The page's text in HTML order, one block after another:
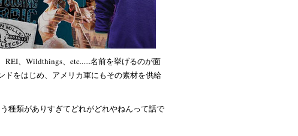
REI、Wildthings、etc......名前を挙げるのが面
をはじめ、アメリカ軍にもその素材を供給
種類がありすぎてどれがどれやねんって話で